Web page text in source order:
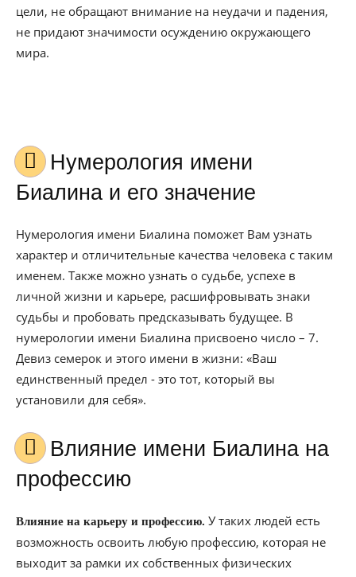
цели, не обращают внимание на неудачи и падения,
не придают значимости осуждению окружающего
мира.
Нумерология имени
Биалина и его значение
Нумерология имени Биалина поможет Вам узнать
характер и отличительные качества человека с таким
именем. Также можно узнать о судьбе, успехе в
личной жизни и карьере, расшифровывать знаки
судьбы и пробовать предсказывать будущее. В
нумерологии имени Биалина присвоено число – 7.
Девиз семерок и этого имени в жизни: «Ваш
единственный предел - это тот, который вы
установили для себя».
Влияние имени Биалина на
профессию
Влияние на карьеру и профессию. У таких людей есть
возможность освоить любую профессию, которая не
выходит за рамки их собственных физических